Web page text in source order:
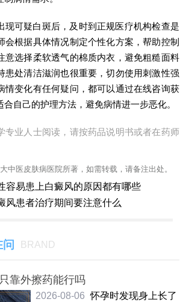
现可疑白斑后，及时到正规医疗机构检查是
会根据具体情况制定个性化方案，帮助控制
意选择柔软透气的棉质内衣，避免粗糙面料
患处清洁滋润也很重要，切勿使用刺激性强
情变化有任何疑问，都可以通过在线咨询获
自己的护理方法，避免病情进一步恶化。
专业人士阅读，请按药品说明书或者在药师
中医皮肤病医院所著，如需转载，请备注出处。
容易患上白癜风的原因都有哪些
风患者治疗期间要注意什么
BRAND
靠外擦药能行吗
2026-08-06 怀孕时发现身上长了